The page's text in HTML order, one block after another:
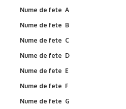
Nume de fete A
Nume de fete B
Nume de fete C
Nume de fete D
Nume de fete E
Nume de fete F
Nume de fete G